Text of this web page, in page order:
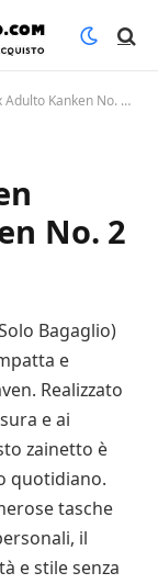
Kanken No. 2 Mini
No. 2
Bagaglio)
e
Realizzato
e ai
zainetto è
quotidiano.
tasche
il
e stile senza